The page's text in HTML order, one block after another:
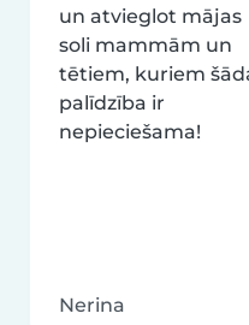
un atvieglot mājas
soli mammām un
tētiem, kuriem
palīdzība ir
nepieciešama!
Nerina